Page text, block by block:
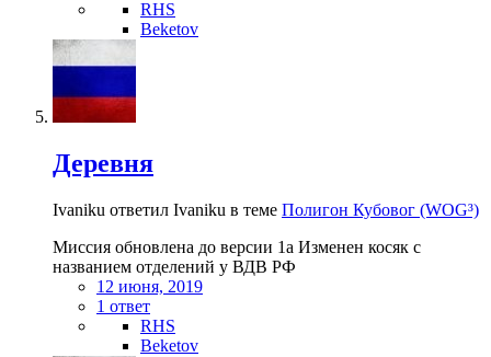
RHS
Beketov
Деревня
Ivaniku ответил Ivaniku в теме Полигон Кубовог (WOG³)
Миссия обновлена до версии 1a Изменен косяк с
названием отделений у ВДВ РФ
12 июня, 2019
1 ответ
RHS
Beketov